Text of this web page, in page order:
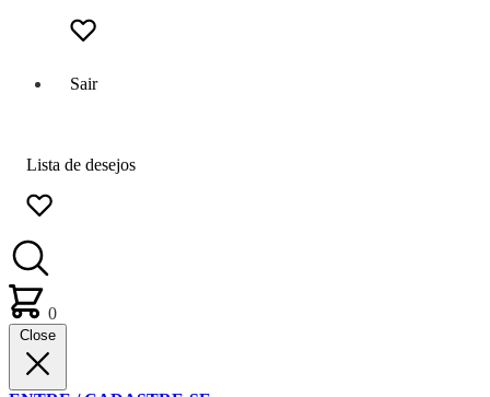
Sair
Lista de desejos
0
Close